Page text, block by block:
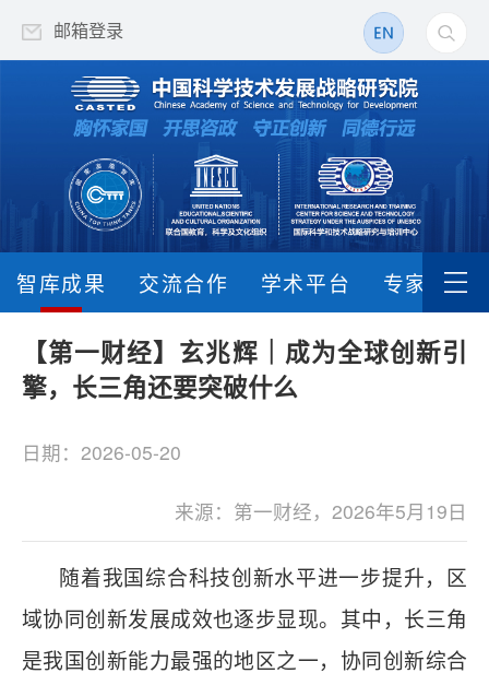
邮箱登录
智库成果 交流合作 学术平台 专家队伍
【第一财经】玄兆辉｜成为全球创新引
擎，长三角还要突破什么
日期：2026-05-20
来源：第一财经，2026年5月19日
随着我国综合科技创新水平进一步提升，区
域协同创新发展成效也逐步显现。其中，长三角
是我国创新能力最强的地区之一，协同创新综合